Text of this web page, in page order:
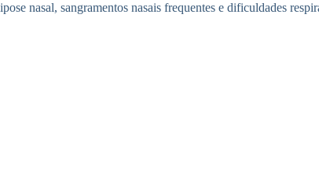
nasal, sangramentos nasais frequentes e dificuldades